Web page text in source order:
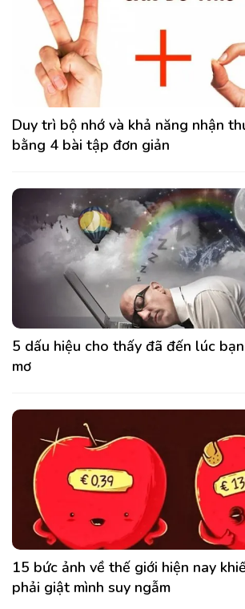
Duy trì bộ nhớ và khả năng nhận
bằng 4 bài tập đơn giản
5 dấu hiệu cho thấy đã đến lúc
mơ
15 bức ảnh về thế giới hiện nay
phải giật mình suy ngẫm